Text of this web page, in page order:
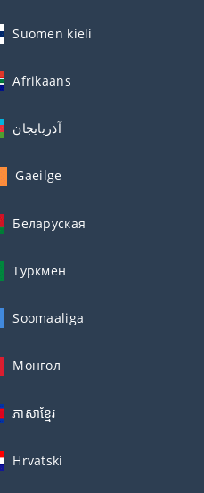
Suomen kieli
Afrikaans
آذربايجان
Gaeilge
Беларуская
Туркмен
Soomaaliga
Монгол
ភាសាខ្មែរ
Hrvatski